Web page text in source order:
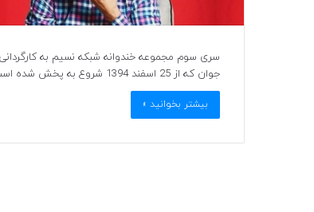
سری سوم مجموعه خندوانه شبکه نسیم به کارگردانی
جوان که از 25 اسفند 1394 شروع به پخش شده است…
بیشتر بخوانید »